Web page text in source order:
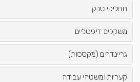
תחליפי טבק
משקלים דיגיטליים
גריינדרים (מקססות)
קעריות ומשטחי עבודה